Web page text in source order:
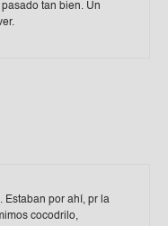
tan bien. Un
Estaban por ahí, pr la
cocodrilo,